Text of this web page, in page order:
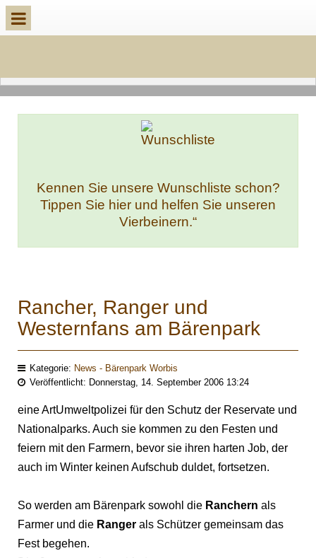
Kennen Sie unsere Wunschliste schon?
Tippen Sie hier und helfen Sie unseren
Vierbeinern.“
Rancher, Ranger und
Westernfans am Bärenpark
Kategorie: News - Bärenpark Worbis
Veröffentlicht: Donnerstag, 14. September 2006 13:24
eine ArtUmweltpolizei für den Schutz der Reservate und
Nationalparks. Auch sie kommen zu den Festen und
feiern mit den Farmern, bevor sie ihren harten Job, der
auch im Winter keinen Aufschub duldet, fortsetzen.
So werden am Bärenpark sowohl die Ranchern als
Farmer und die Ranger als Schützer gemeinsam das
Fest begehen.